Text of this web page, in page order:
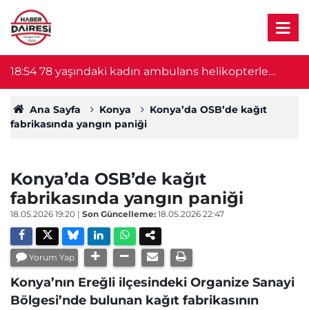
18:5478 yaşındaki kadın ambulans helikopterle
Konya'ya sevk edildi
Ana Sayfa Konya
Konya’da OSB’de kağıt
fabrikasında yangın paniği
Konya’da OSB’de kağıt
fabrikasında yangın paniği
18.05.2026 19:20 | Son Güncelleme: 18.05.2026 22:47
Yorum Yap
Konya’nın Ereğli ilçesindeki Organize Sanayi
Bölgesi’nde bulunan kağıt fabrikasının